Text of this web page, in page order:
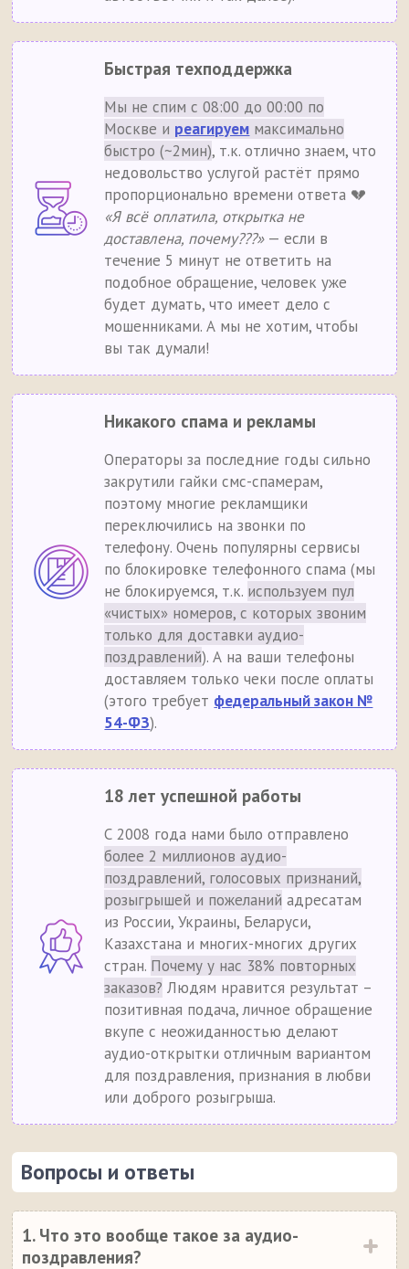
Быстрая техподдержка
Мы не спим с 08:00 до 00:00 по
Москве и реагируем максимально
быстро (~2мин), т.к. отлично знаем, что
недовольство услугой растёт прямо
пропорционально времени ответа 💔
«Я всё оплатила, открытка не
доставлена, почему???»— если в
течение 5 минут не ответить на
подобное обращение, человек уже
будет думать, что имеет дело с
мошенниками. А мы не хотим, чтобы
вы так думали!
Никакого спама и рекламы
Операторы за последние годы сильно
закрутили гайки смс-спамерам,
поэтому многие рекламщики
переключились на звонки по
телефону. Очень популярны сервисы
по блокировке телефонного спама (мы
не блокируемся, т.к. используем пул
«чистых» номеров, с которых звоним
только для доставки аудио-
поздравлений). А на ваши телефоны
доставляем только чеки после оплаты
(этого требует федеральный закон №
54-ФЗ).
18 лет успешной работы
С 2008 года нами было отправлено
более 2 миллионов аудио-
поздравлений, голосовых признаний,
розыгрышей и пожеланий адресатам
из России, Украины, Беларуси,
Казахстана и многих-многих других
стран. Почему у нас 38% повторных
заказов? Людям нравится результат –
позитивная подача, личное обращение
вкупе с неожиданностью делают
аудио-открытки отличным вариантом
для поздравления, признания в любви
или доброго розыгрыша.
Вопросы и ответы
1. Что это вообще такое за аудио-
поздравления?